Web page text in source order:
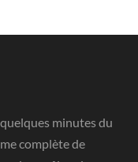
minutes du
complète de